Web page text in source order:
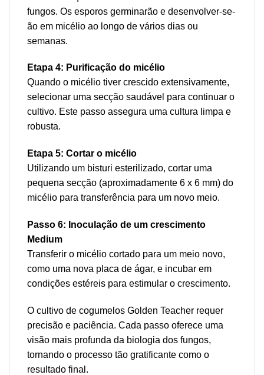
fungos. Os esporos germinarão e desenvolver-se-
ão em micélio ao longo de vários dias ou
semanas.
Etapa 4: Purificação do micélio
Quando o micélio tiver crescido extensivamente,
selecionar uma secção saudável para continuar o
cultivo. Este passo assegura uma cultura limpa e
robusta.
Etapa 5: Cortar o micélio
Utilizando um bisturi esterilizado, cortar uma
pequena secção (aproximadamente 6 x 6 mm) do
micélio para transferência para um novo meio.
Passo 6: Inoculação de um crescimento
Medium
Transferir o micélio cortado para um meio novo,
como uma nova placa de ágar, e incubar em
condições estéreis para estimular o crescimento.
O cultivo de cogumelos Golden Teacher requer
precisão e paciência. Cada passo oferece uma
visão mais profunda da biologia dos fungos,
tornando o processo tão gratificante como o
resultado final.